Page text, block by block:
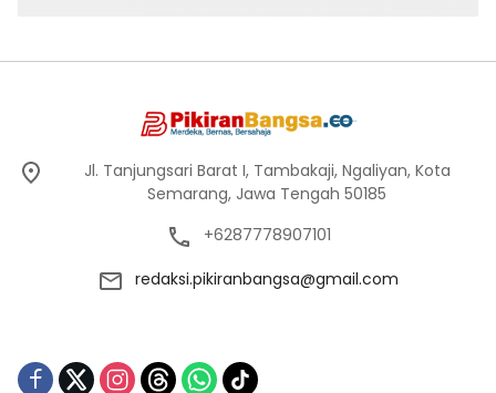
Jl. Tanjungsari Barat I, Tambakaji, Ngaliyan, Kota
Semarang, Jawa Tengah 50185
+6287778907101
redaksi.pikiranbangsa@gmail.com